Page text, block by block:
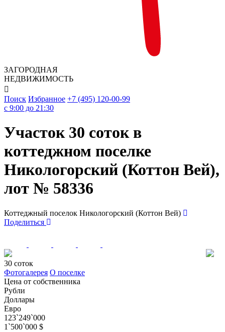
ЗАГОРОДНАЯ
НЕДВИЖИМОСТЬ

Поиск Избранное +7 (495) 120-00-99
c 9:00 до 21:30
Участок 30 соток в
коттеджном поселке
Никологорский (Коттон Вей),
лот № 58336
Коттеджный поселок Никологорский (Коттон Вей)
Поделиться
30 соток
Фотогалерея О поселке
Цена от собственника
Рубли
Доллары
Евро
123`249`000
1`500`000 $